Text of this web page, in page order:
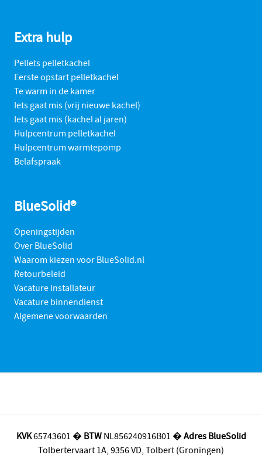
Extra hulp
Pellets pelletkachel
Eerste opstart pelletkachel
Te warm in de kamer
Iets gaat mis (vrij nieuwe kachel)
Iets gaat mis (kachel al jaren)
Hulpcentrum pelletkachel
Hulpcentrum warmtepomp
Belafspraak
BlueSolid®
Openingstijden
Over BlueSolid
Waarom kiezen voor BlueSolid.nl
Retourbeleid
Vacature installateur
Vacature binnendienst
Algemene voorwaarden
KVK65743601 � BTWNL856240916B01 � Adres BlueSolid
Tolbertervaart 1A, 9356 VD, Tolbert (Groningen)